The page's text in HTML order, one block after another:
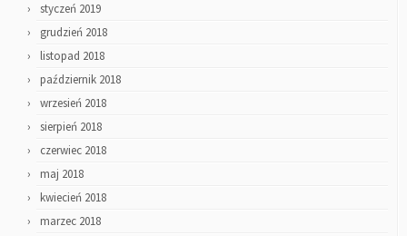
styczeń 2019
grudzień 2018
listopad 2018
październik 2018
wrzesień 2018
sierpień 2018
czerwiec 2018
maj 2018
kwiecień 2018
marzec 2018